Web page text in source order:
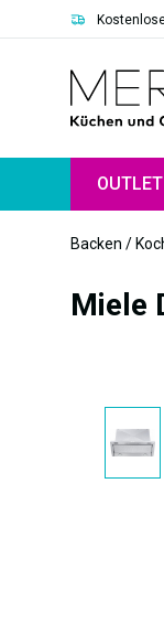
Zur
OUTLET
Backen /
Miele